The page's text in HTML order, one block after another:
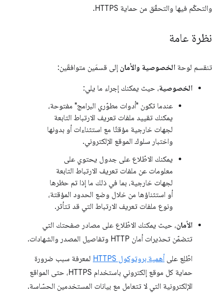
والتحكّم فيها والتحقّق من حماية HTTPS.
نظرة عامة
تنقسم لوحة الخصوصية والأمان إلى قسمَين متوافقَين:
الخصوصية، حيث يمكنك إجراء ما يلي:
عندما تكون "أدوات مطوّري البرامج" مفتوحة،
يمكنك تقييد ملفات تعريف الارتباط التابعة
لجهات خارجية مؤقتًا مع استثناءات أو بدونها
واختبار سلوك الموقع الإلكتروني.
يمكنك الاطّلاع على جدول يحتوي على
معلومات عن ملفات تعريف الارتباط التابعة
لجهات خارجية، بما في ذلك ما إذا تم حظرها
أو استثناؤها من خلال وضع الحدود المؤقتة،
ونوع ملفات تعريف الارتباط التي قد تتأثر.
الأمان، حيث يمكنك الاطّلاع على مصادر صفحتك التي
تتضمّن تحذيرات أمان HTTP وتفاصيل المصدر والشهادات.
اطّلِع على أهمية بروتوكول HTTPS
لمعرفة سبب ضرورة
حماية كل موقع إلكتروني باستخدام HTTPS، حتى المواقع
الإلكترونية التي لا تتعامل مع بيانات المستخدمين الحسّاسة.